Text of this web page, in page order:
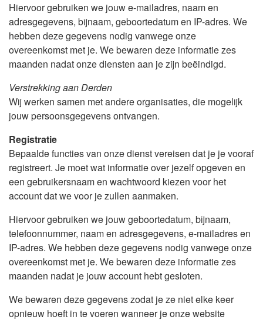
Hiervoor gebruiken we jouw e-mailadres, naam en
adresgegevens, bijnaam, geboortedatum en IP-adres. We
hebben deze gegevens nodig vanwege onze
overeenkomst met je. We bewaren deze informatie zes
maanden nadat onze diensten aan je zijn beëindigd.
Verstrekking aan Derden
Wij werken samen met andere organisaties, die mogelijk
jouw persoonsgegevens ontvangen.
Registratie
Bepaalde functies van onze dienst vereisen dat je je vooraf
registreert. Je moet wat informatie over jezelf opgeven en
een gebruikersnaam en wachtwoord kiezen voor het
account dat we voor je zullen aanmaken.
Hiervoor gebruiken we jouw geboortedatum, bijnaam,
telefoonnummer, naam en adresgegevens, e-mailadres en
IP-adres. We hebben deze gegevens nodig vanwege onze
overeenkomst met je. We bewaren deze informatie zes
maanden nadat je jouw account hebt gesloten.
We bewaren deze gegevens zodat je ze niet elke keer
opnieuw hoeft in te voeren wanneer je onze website